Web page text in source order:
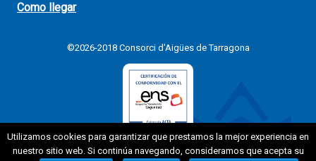
Como llegar
©2026-2018 Consorci d'Aigües de Tarragona
Utilizamos cookies para garantizar que prestamos la mejor experiencia en
nuestro sitio web. Si continúa navegando, consideramos que acepta su